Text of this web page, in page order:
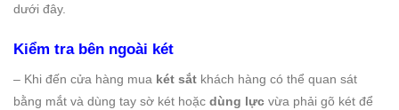
dưới đây.
Kiểm tra bên ngoài két
– Khi đến cửa hàng mua két sắt khách hàng có thể quan sát
bằng mắt và dùng tay sờ két hoặc dùng lực vừa phải gõ két để